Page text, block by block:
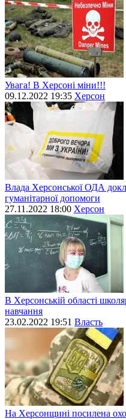
Увага! В Херсоні міни!!!
09.12.2022 19:35 Херсон
Влада Херсонської ОДА
гуманітарної допомоги
27.11.2022 18:00 Херсон
В Херсонській області
навчання
23.02.2022 19:51 Власть
На Херсонщині посилена